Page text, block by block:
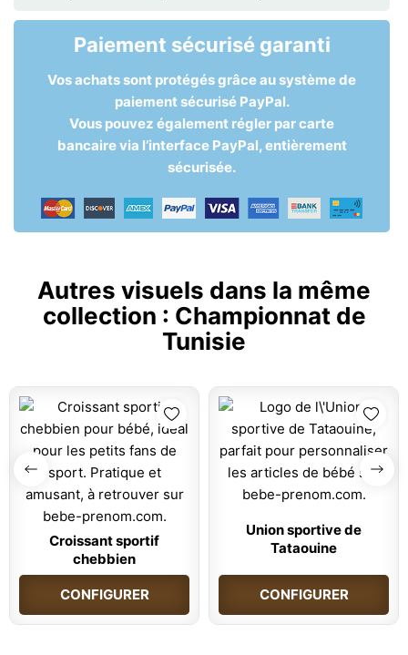
Paiement sécurisé garanti
Vos achats sont protégés grâce au système de
paiement sécurisé PayPal.
Vous pouvez également régler par carte
bancaire via l’interface PayPal, entièrement
sécurisée.
Autres visuels dans la même
collection : Championnat de
Tunisie
Croissant sportif
chebbien
CONFIGURER
Union sportive de
Tataouine
CONFIGURER